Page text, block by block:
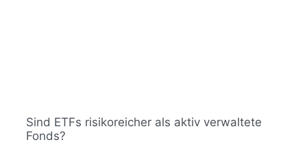
Sind ETFs risikoreicher als aktiv verwaltete
Fonds?